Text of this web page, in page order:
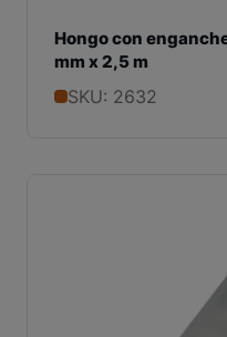
Hongo con
mm x 2,5 m
SKU: 2632